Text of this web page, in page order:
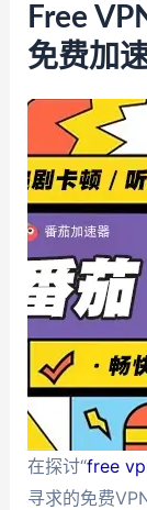
Free
免费加
在探讨“free
寻求的免费